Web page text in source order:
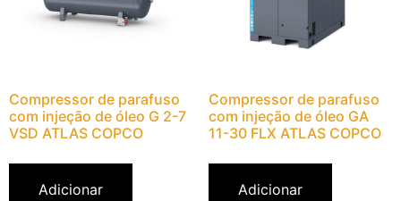
Compressor de parafuso
com injeção de óleo G 2-7
VSD ATLAS COPCO
Adicionar
Compressor de parafuso
com injeção de óleo GA
11-30 FLX ATLAS COPCO
Adicionar